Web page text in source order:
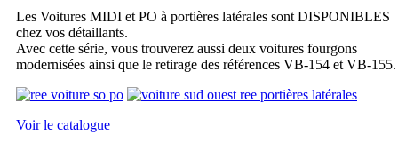
Les Voitures MIDI et PO à portières latérales sont DISPONIBLES
chez vos détaillants.
Avec cette série, vous trouverez aussi deux voitures fourgons
modernisées ainsi que le retirage des références VB-154 et VB-155.
Voir le catalogue